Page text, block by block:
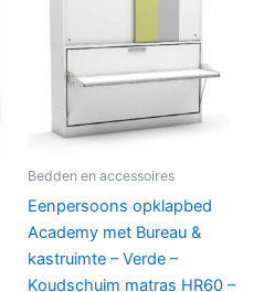
Bedden en accessoires
Eenpersoons opklapbed
Academy met Bureau &
kastruimte – Verde –
Koudschuim matras HR60 –